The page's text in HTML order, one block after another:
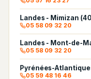
Landes - Mimizan
05 58 09 32 20
Landes - Mont-de-
05 58 09 32 20
Pyrénées-
05 59 48 16 46